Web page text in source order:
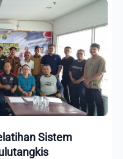
Sistem